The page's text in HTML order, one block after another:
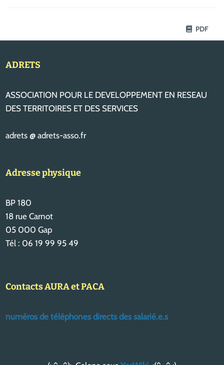
PDF
ADRETS
ASSOCIATION POUR LE DEVELOPPEMENT EN RESEAU
DES TERRITOIRES ET DES SERVICES
adrets @ adrets-asso.fr
Adresse physique
BP 180
18 rue Carnot
05 000 Gap
Tél : 06 19 99 95 49
Contacts AURA et PACA
numéros de téléphones directs des salarié.e.s